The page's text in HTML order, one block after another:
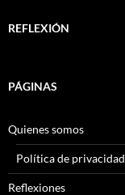
REFLEXIÓN
PÁGINAS
Quienes somos
Política de privacidad
Reflexiones